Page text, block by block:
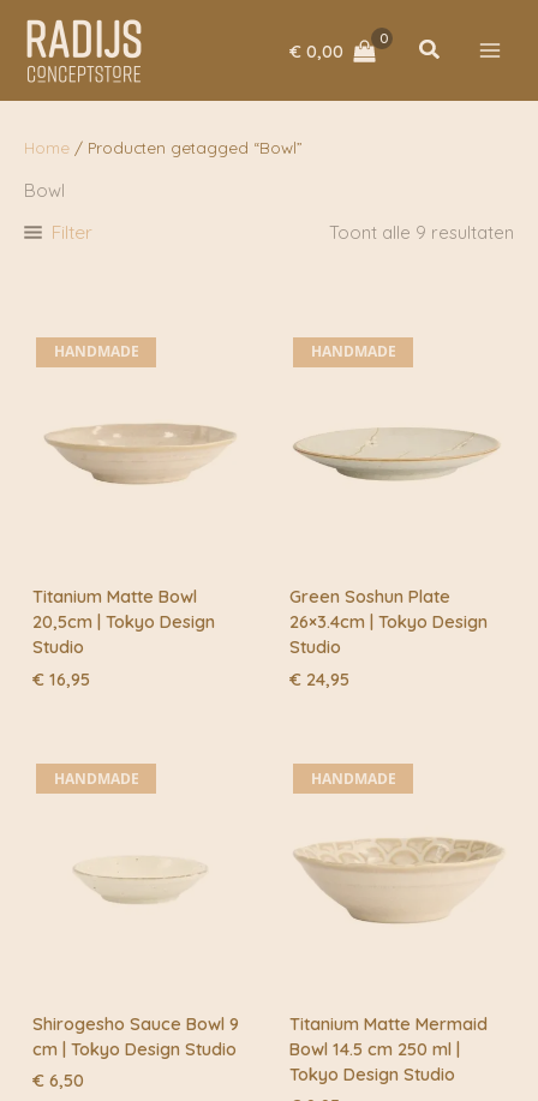
naar
inhoud
€ 0,00 Zoeken
Home / Producten getagged “Bowl”
Bowl
Filter Toont alle 9 resultaten
HANDMADE
Titanium Matte Bowl
20,5cm | Tokyo Design
Studio
€ 16,95
HANDMADE
Green Soshun Plate
26×3.4cm | Tokyo Design
Studio
€ 24,95
HANDMADE
Shirogesho Sauce Bowl 9
cm | Tokyo Design Studio
€ 6,50
HANDMADE
Titanium Matte Mermaid
Bowl 14.5 cm 250 ml |
Tokyo Design Studio